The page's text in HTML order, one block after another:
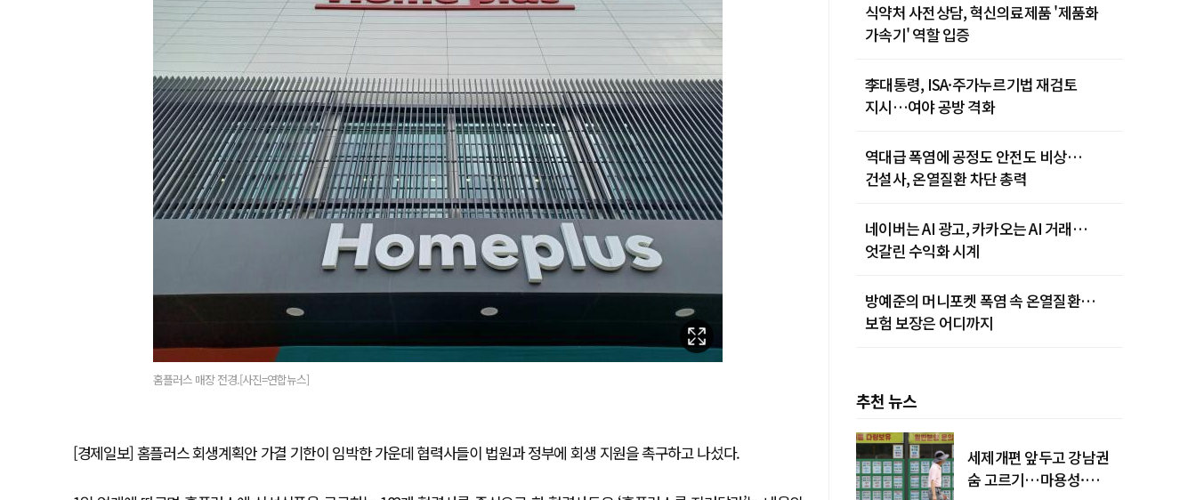
홈플러스 매장 전경.[사진=연합뉴스]
[경제일보] 홈플러스 회생계획안 가결 기한이 임박한 가운데 협력사들이 법원과 정부에 회생 지원을 촉구하고 나섰다.
식약처 사전상담, 혁신의료제품 '제품화
가속기' 역할 입증
李대통령, ISA·주가누르기법 재검토
지시…여야 공방 격화
역대급 폭염에 공정도 안전도 비상…
건설사, 온열질환 차단 총력
네이버는 AI 광고, 카카오는 AI 거래…
엇갈린 수익화 시계
방예준의 머니포켓 폭염 속 온열질환…
보험 보장은 어디까지
추천 뉴스
세제개편 앞두고 강남권
숨 고르기…마용성·